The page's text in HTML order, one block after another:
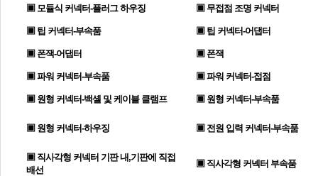
▣ 모듈식 커넥터-플러그 하우징 ▣ 무접점 조명 커넥터
▣ 팁 커넥터-부속품 ▣ 팁 커넥터-어댑터
▣ 폰잭-어댑터 ▣ 폰잭
▣ 파워 커넥터-부속품 ▣ 파워 커넥터-접점
▣ 원형 커넥터-백셸 및 케이블 클램프 ▣ 원형 커넥터-부속품
▣ 원형 커넥터-하우징 ▣ 전원 입력 커넥터-부속품
▣ 직사각형 커넥터 기판 내,기판에 직접
배선
▣ 직사각형 커넥터 부속품